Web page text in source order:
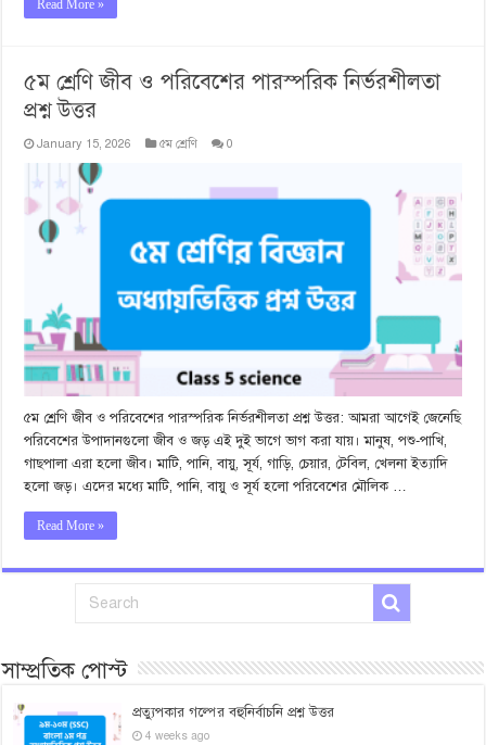
Read More »
৫ম শ্রেণি জীব ও পরিবেশের পারস্পরিক নির্ভরশীলতা
প্রশ্ন উত্তর
January 15, 2026 ৫ম শ্রেণি 0
৫ম শ্রেণি জীব ও পরিবেশের পারস্পরিক নির্ভরশীলতা প্রশ্ন উত্তর: আমরা আগেই জেনেছি
পরিবেশের উপাদানগুলো জীব ও জড় এই দুই ভাগে ভাগ করা যায়। মানুষ, পশু-পাখি,
গাছপালা এরা হলো জীব। মাটি, পানি, বায়ু, সূর্য, গাড়ি, চেয়ার, টেবিল, খেলনা ইত্যাদি
হলো জড়। এদের মধ্যে মাটি, পানি, বায়ু ও সূর্য হলো পরিবেশের মৌলিক …
Read More »
সাম্প্রতিক পোস্ট
প্রত্যুপকার গল্পের বহুনির্বাচনি প্রশ্ন উত্তর
4 weeks ago